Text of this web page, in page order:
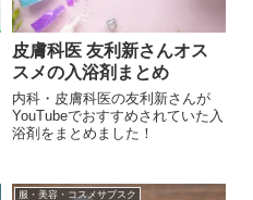
皮膚科医 友利新さんオス
スメの入浴剤まとめ
内科・皮膚科医の友利新さんが
YouTubeでおすすめされていた入
浴剤をまとめました！
服・美容・コスメサブスク